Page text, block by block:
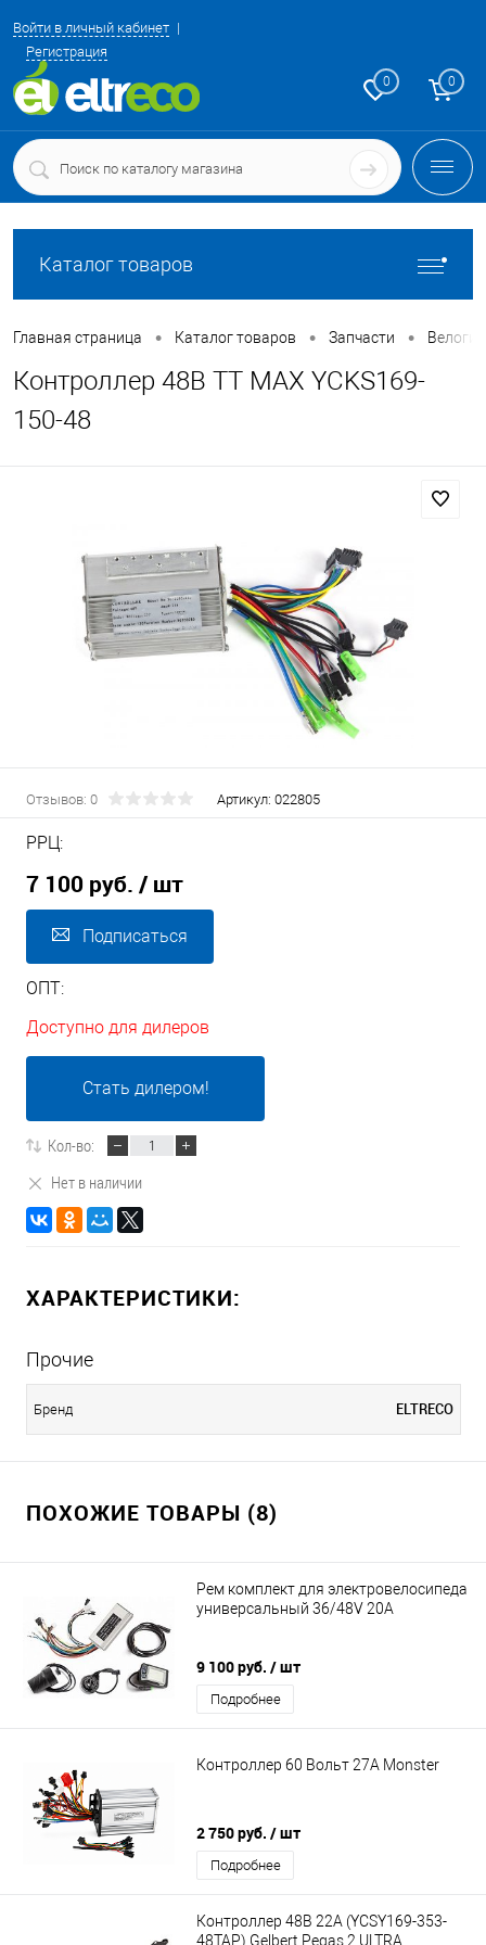
Войти в личный кабинет
Регистрация
0 0
Каталог товаров
Главная страница • Каталог товаров • Запчасти •
Контроллер 48В TT MAX YCKS169-
150-48
Отзывов: 0 Артикул: 022805
РРЦ:
7 100 руб. / шт
Подписаться
ОПТ:
Доступно для дилеров
Стать дилером!
Кол-во:
Нет в наличии
ХАРАКТЕРИСТИКИ:
Прочие
Бренд ELTRECO
ПОХОЖИЕ ТОВАРЫ (8)
Рем комплект для электровелосипеда
универсальный 36/48V 20A
9 100 руб. / шт
Подробнее
Контроллер 60 Вольт 27A Monster
2 750 руб. / шт
Подробнее
Контроллер 48В 22А (YCSY169-353-
48TAP) Gelbert Pegas 2 ULTRA